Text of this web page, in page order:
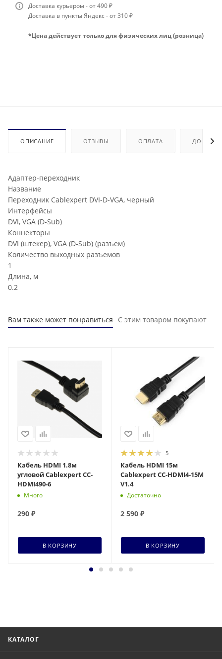
Доставка курьером - от 490 ₽
Доставка в пункты Яндекс - от 310 ₽
*Цена действует только для физических лиц (розница)
ОПИСАНИЕ ОТЗЫВЫ ОПЛАТА
Адаптер-переходник
Название
Переходник Cablexpert DVI-D-VGA, черный
Интерфейсы
DVI, VGA (D-Sub)
Коннекторы
DVI (штекер), VGA (D-Sub) (разъем)
Количество выходных разъемов
1
Длина, м
0.2
Вам также может понравиться С этим товаром покупают
Кабель HDMI 1.8м
угловой Cablexpert CC-
HDMI490-6
Много
290 ₽
В КОРЗИНУ
5
Кабель HDMI 15м
Cablexpert CC-HDMI4-15M
V1.4
Достаточно
2 590 ₽
В КОРЗИНУ
КАТАЛОГ